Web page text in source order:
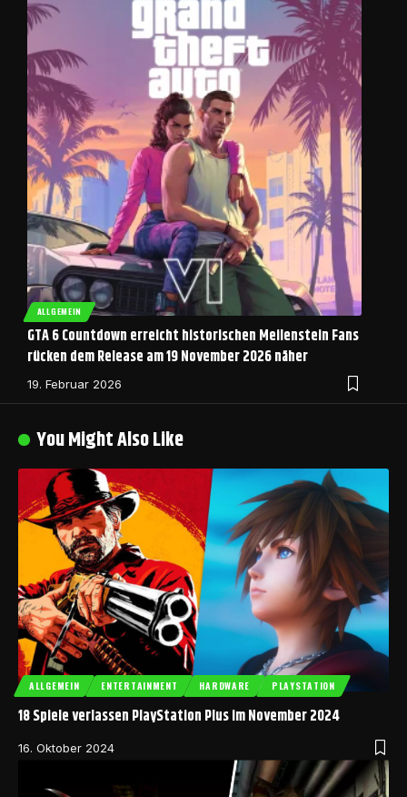
ALLGEMEIN
GTA 6 Countdown erreicht historischen Meilenstein Fans
rücken dem Release am 19 November 2026 näher
19. Februar 2026
You Might Also Like
ALLGEMEIN ENTERTAINMENT HARDWARE PLAYSTATION
18 Spiele verlassen PlayStation Plus im November 2024
16. Oktober 2024